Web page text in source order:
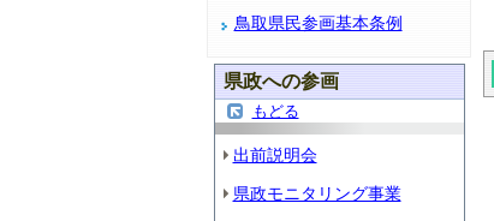
鳥取県民参画基本条例
県政への参画
もどる
出前説明会
県政モニタリング事業